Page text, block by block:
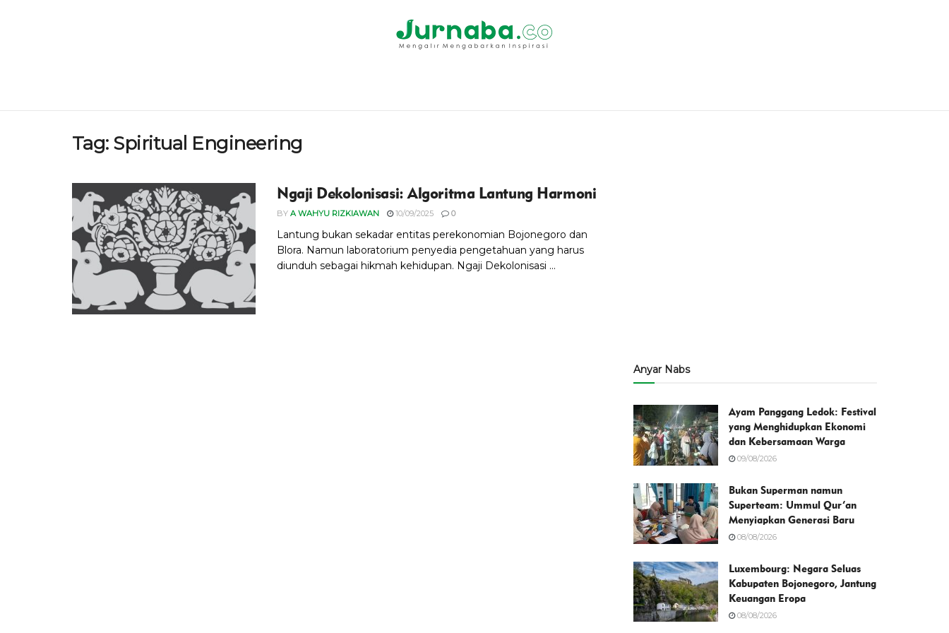
Tag: Spiritual Engineering
Ngaji Dekolonisasi: Algoritma Lantung Harmoni
BY A WAHYU RIZKIAWAN 10/09/2025 0
Lantung bukan sekadar entitas perekonomian Bojonegoro dan
Blora. Namun laboratorium penyedia pengetahuan yang harus
diunduh sebagai hikmah kehidupan. ‎Ngaji Dekolonisasi ...
Anyar Nabs
Ayam Panggang Ledok: Festival
yang Menghidupkan Ekonomi
dan Kebersamaan Warga
09/08/2026
Bukan Superman namun
Superteam: Ummul Qur’an
Menyiapkan Generasi Baru
08/08/2026
Luxembourg: Negara Seluas
Kabupaten Bojonegoro, Jantung
Keuangan Eropa
08/08/2026